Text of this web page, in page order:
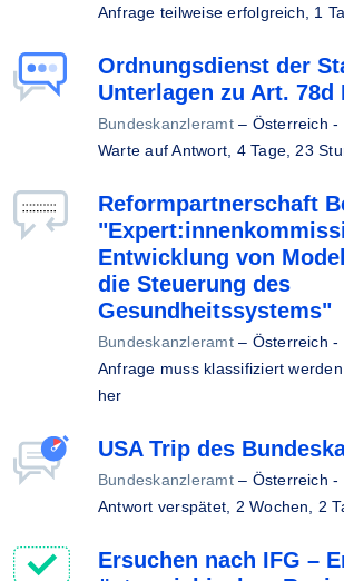
Anfrage teilweise erfolgreich, 1
Ordnungsdienst der
Unterlagen zu Art. 78d
Bundeskanzleramt– Österreich -
Warte auf Antwort, 4 Tage, 23
Reformpartnerschaft
Entwicklung von
die Steuerung des
Gesundheitssystems"
Bundeskanzleramt– Österreich -
Anfrage muss klassifiziert werden,
her
USA Trip des
Bundeskanzleramt– Österreich -
Antwort verspätet, 2 Wochen, 2
Ersuchen nach IFG –